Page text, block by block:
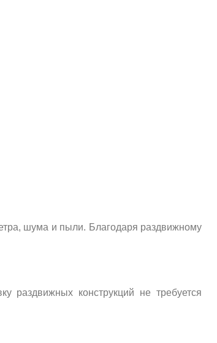
шума и пыли. Благодаря раздвижному
раздвижных конструкций не требуется